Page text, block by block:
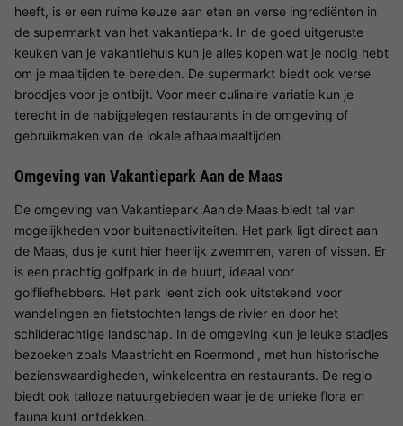
heeft, is er een ruime keuze aan eten en verse ingrediënten in
de supermarkt van het vakantiepark. In de goed uitgeruste
keuken van je vakantiehuis kun je alles kopen wat je nodig hebt
om je maaltijden te bereiden. De supermarkt biedt ook verse
broodjes voor je ontbijt. Voor meer culinaire variatie kun je
terecht in de nabijgelegen restaurants in de omgeving of
gebruikmaken van de lokale afhaalmaaltijden.
Omgeving van Vakantiepark Aan de Maas
De omgeving van Vakantiepark Aan de Maas biedt tal van
mogelijkheden voor buitenactiviteiten. Het park ligt direct aan
de Maas, dus je kunt hier heerlijk zwemmen, varen of vissen. Er
is een prachtig golfpark in de buurt, ideaal voor
golfliefhebbers. Het park leent zich ook uitstekend voor
wandelingen en fietstochten langs de rivier en door het
schilderachtige landschap. In de omgeving kun je leuke stadjes
bezoeken zoals Maastricht en Roermond , met hun historische
bezienswaardigheden, winkelcentra en restaurants. De regio
biedt ook talloze natuurgebieden waar je de unieke flora en
fauna kunt ontdekken.